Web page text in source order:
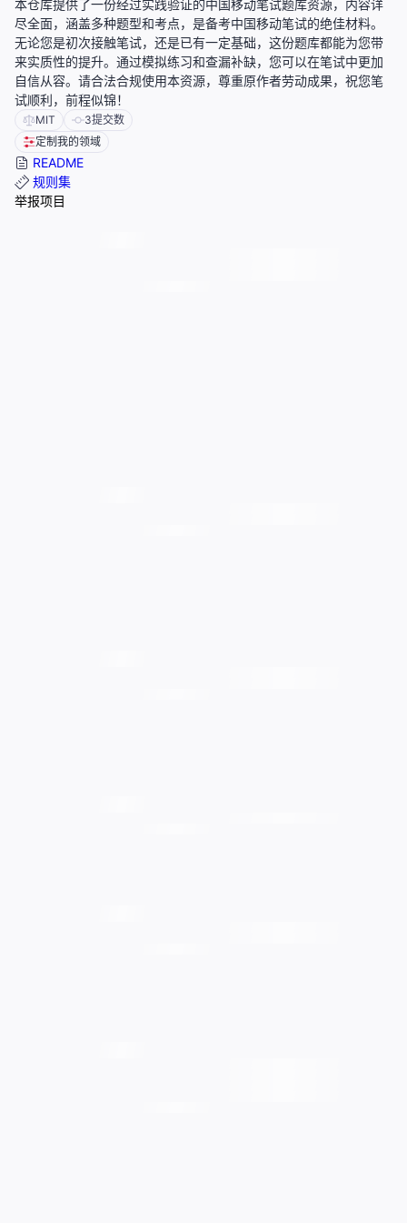
本仓库提供了一份经过实践验证的中国移动笔试题库资源，内容详
尽全面，涵盖多种题型和考点，是备考中国移动笔试的绝佳材料。
无论您是初次接触笔试，还是已有一定基础，这份题库都能为您带
来实质性的提升。通过模拟练习和查漏补缺，您可以在笔试中更加
自信从容。请合法合规使用本资源，尊重原作者劳动成果，祝您笔
试顺利，前程似锦！
MIT 3提交数
定制我的领域
README
规则集
举报项目